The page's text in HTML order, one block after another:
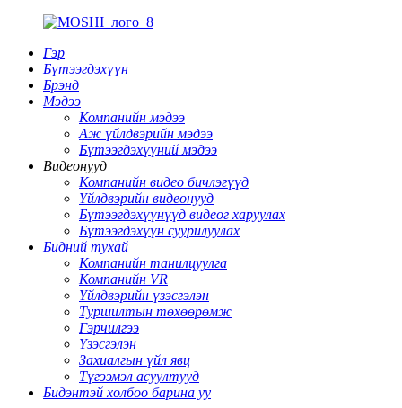
Гэр
Бүтээгдэхүүн
Брэнд
Мэдээ
Компанийн мэдээ
Аж үйлдвэрийн мэдээ
Бүтээгдэхүүний мэдээ
Видеонууд
Компанийн видео бичлэгүүд
Үйлдвэрийн видеонууд
Бүтээгдэхүүнүүд видеог харуулах
Бүтээгдэхүүн суурилуулах
Бидний тухай
Компанийн танилцуулга
Компанийн VR
Үйлдвэрийн үзэсгэлэн
Туршилтын төхөөрөмж
Гэрчилгээ
Үзэсгэлэн
Захиалгын үйл явц
Түгээмэл асуултууд
Бидэнтэй холбоо барина уу